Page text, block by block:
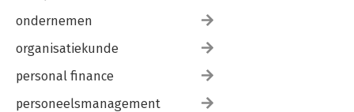
ondernemen
organisatiekunde
personal finance
personeelsmanagement